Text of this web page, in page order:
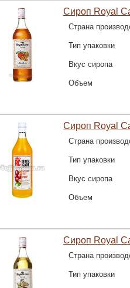
Сироп Royal
Страна
Тип упаковки
Вкус сиропа
Объем
Сироп Royal
Страна
Тип упаковки
Вкус сиропа
Объем
Сироп Royal
Страна
Тип упаковки